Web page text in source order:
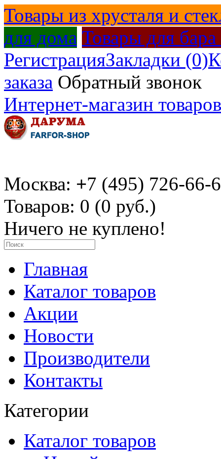
Товары из хрусталя и
для дома Товары для бара
РегистрацияЗакладки (0)
заказа Обратный звонок
Интернет-магазин
Москва: +7 (495) 726-66-
Товаров: 0 (0 руб.)
Ничего не куплено!
Главная
Каталог товаров
Акции
Новости
Производители
Контакты
Категории
Каталог товаров